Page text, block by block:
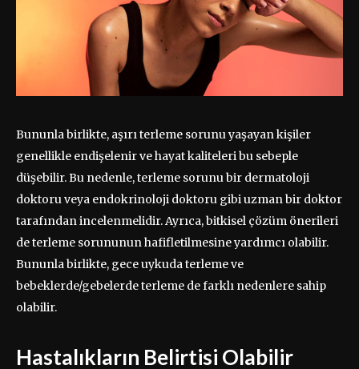
Bununla birlikte, aşırı terleme sorunu yaşayan kişiler
genellikle endişelenir ve hayat kaliteleri bu sebeple
düşebilir. Bu nedenle, terleme sorunu bir dermatoloji
doktoru veya endokrinoloji doktoru gibi uzman bir doktor
tarafından incelenmelidir. Ayrıca, bitkisel çözüm önerileri
de terleme sorununun hafifletilmesine yardımcı olabilir.
Bununla birlikte, gece uykuda terleme ve
bebeklerde/gebelerde terleme de farklı nedenlere sahip
olabilir.
Hastalıkların Belirtisi Olabilir